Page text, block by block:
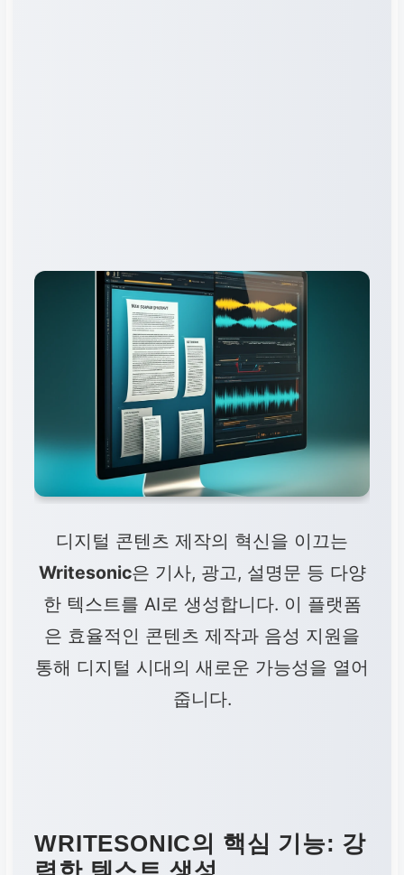
디지털 콘텐츠 제작의 혁신을 이끄는
Writesonic은 기사, 광고, 설명문 등 다양
한 텍스트를 AI로 생성합니다. 이 플랫폼
은 효율적인 콘텐츠 제작과 음성 지원을
통해 디지털 시대의 새로운 가능성을 열어
줍니다.
WRITESONIC의 핵심 기능: 강